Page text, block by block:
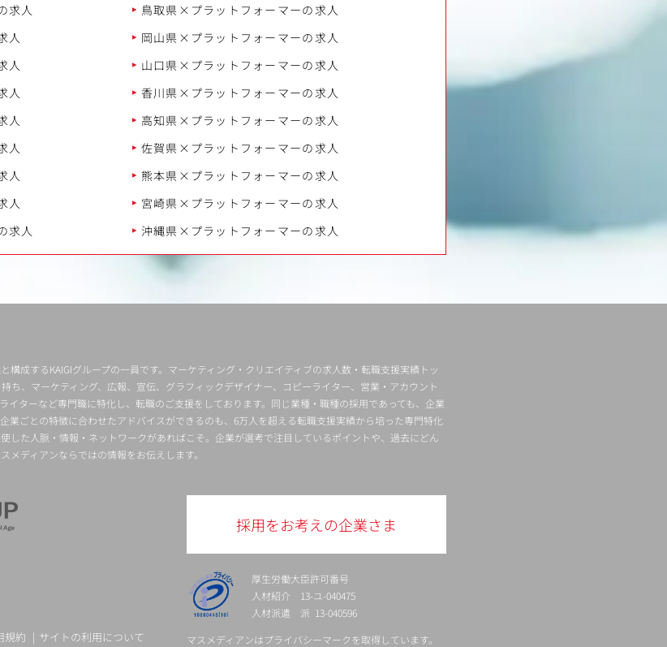
求人
鳥取県×プラットフォーマーの求人
人
岡山県×プラットフォーマーの求人
人
山口県×プラットフォーマーの求人
人
香川県×プラットフォーマーの求人
人
高知県×プラットフォーマーの求人
人
佐賀県×プラットフォーマーの求人
人
熊本県×プラットフォーマーの求人
人
宮崎県×プラットフォーマーの求人
求人
沖縄県×プラットフォーマーの求人
構成するKAIGIグループの一員です。マーケティング・クリエイティブの求人数・転職支援実績トッ
ち、マーケティング、広報、宣伝、グラフィックデザイナー、コピーライター、営業・アカウント
イターなど専門職に特化し、転職のご支援をしております。同じ業種・職種の採用であっても、企業
業ごとの特徴に合わせたアドバイスができるのも、6万人を超える転職支援実績から培った専門特化
した人脈・情報・ネットワークがあればこそ。企業が選考で注目しているポイントや、過去にどん
メディアンならではの情報をお伝えします。
採用をお考えの企業さま
厚生労働大臣許可番号
人材紹介 13-ユ-040475
人材派遣 派 13-040596
マスメディアンはプライバシーマークを取得しています。
規約 サイトの利用について